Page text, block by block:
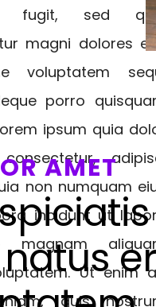
fugit, sed
magni dolores
voluptatem
porro
ipsum quia
non numquam
incidunt ut
magnam
Ut enim
quis
AMET